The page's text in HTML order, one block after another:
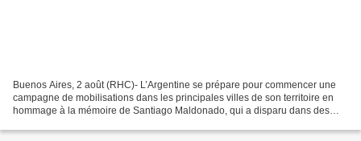
Buenos Aires, 2 août (RHC)- L’Argentine se prépare pour commencer une
campagne de mobilisations dans les principales villes de son territoire en
hommage à la mémoire de Santiago Maldonado, qui a disparu dans des